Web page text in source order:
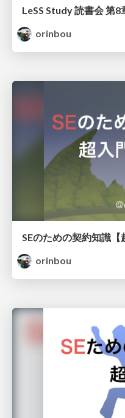
LeSS Study 読書会 第
orinbou
SEのための契約知識【
orinbou